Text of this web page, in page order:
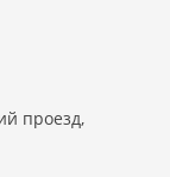
проезд,